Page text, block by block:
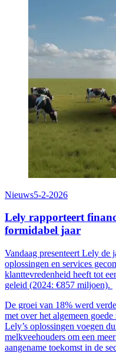
Nieuws5-2-2026
Lely rapporteert
formidabel jaar
Vandaag presenteert Lely de
oplossingen en services
klanttevredenheid heeft tot
geleid (2024: €857 miljoen).
De groei van 18% werd
met over het algemeen
Lely’s oplossingen voegen
melkveehouders om een
aangename toekomst in de